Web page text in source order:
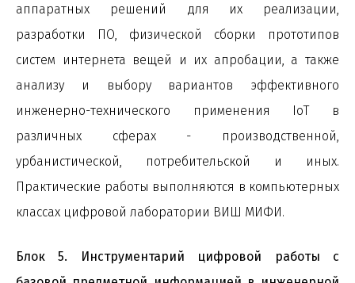
аппаратных решений для их реализации,
разработки ПО, физической сборки прототипов
систем интернета вещей и их апробации, а также
анализу и выбору вариантов эффективного
инженерно-технического применения IoT в
различных сферах - производственной,
урбанистической, потребительской и иных.
Практические работы выполняются в компьютерных
классах цифровой лаборатории ВИШ МИФИ.
Блок 5. Инструментарий цифровой работы с